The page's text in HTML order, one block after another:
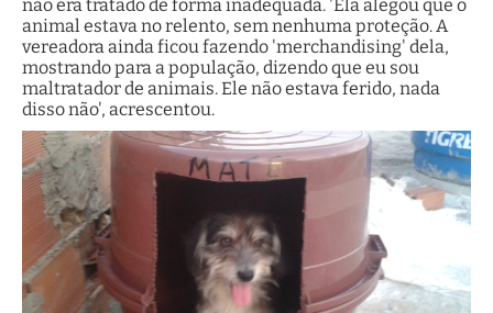
não era tratado de forma inadequada. 'Ela alegou que o
animal estava no relento, sem nenhuma proteção. A
vereadora ainda ficou fazendo 'merchandising' dela,
mostrando para a população, dizendo que eu sou
maltratador de animais. Ele não estava ferido, nada
disso não', acrescentou.